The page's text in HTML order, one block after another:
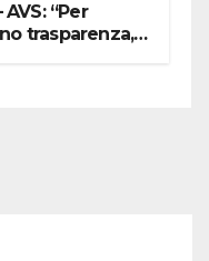
“Per
trasparenza,